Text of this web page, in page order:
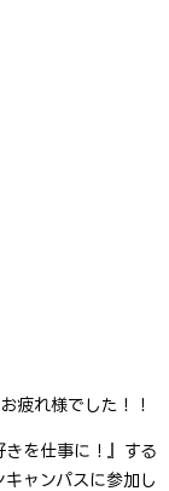
疲れ様でした！！
を仕事に！』する
ャンパスに参加し